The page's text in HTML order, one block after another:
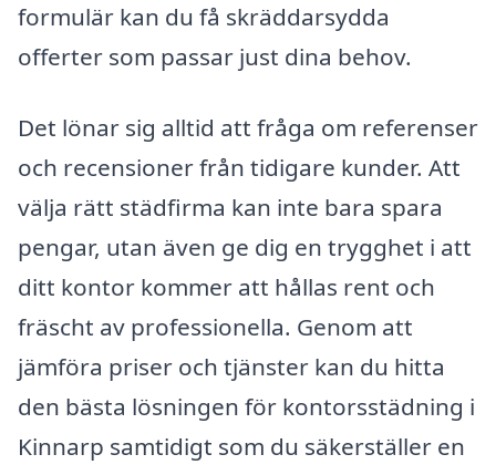
formulär kan du få skräddarsydda
offerter som passar just dina behov.
Det lönar sig alltid att fråga om referenser
och recensioner från tidigare kunder. Att
välja rätt städfirma kan inte bara spara
pengar, utan även ge dig en trygghet i att
ditt kontor kommer att hållas rent och
fräscht av professionella. Genom att
jämföra priser och tjänster kan du hitta
den bästa lösningen för kontorsstädning i
Kinnarp samtidigt som du säkerställer en